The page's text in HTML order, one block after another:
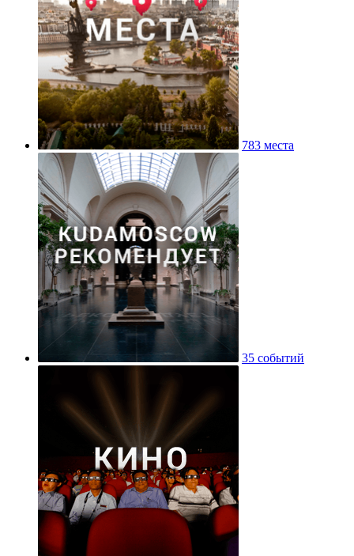
783 места
35 событий